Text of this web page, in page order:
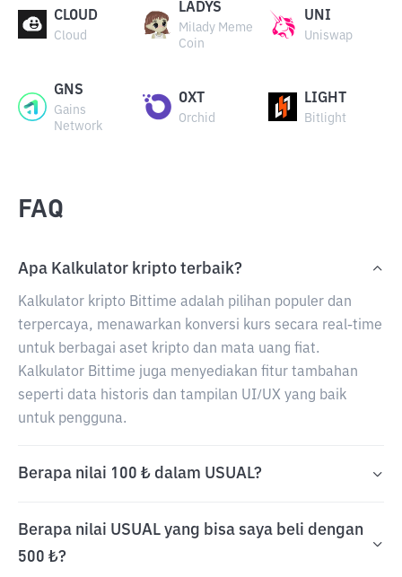
CLOUD
Cloud
LADYS
Milady Meme
Coin
UNI
Uniswap
GNS
Gains
Network
OXT
Orchid
LIGHT
Bitlight
FAQ
Apa Kalkulator kripto terbaik?
Kalkulator kripto Bittime adalah pilihan populer dan
terpercaya, menawarkan konversi kurs secara real-time
untuk berbagai aset kripto dan mata uang fiat.
Kalkulator Bittime juga menyediakan fitur tambahan
seperti data historis dan tampilan UI/UX yang baik
untuk pengguna.
Berapa nilai 100 ₺ dalam USUAL?
Berapa nilai USUAL yang bisa saya beli dengan
500 ₺?